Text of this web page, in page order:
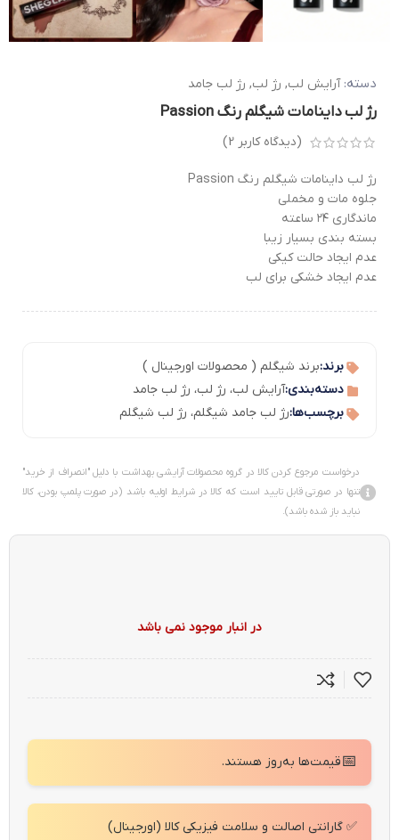
دسته: آرایش لب, رژ لب, رژ لب جامد
رژ لب داینامات شیگلم رنگ Passion
(دیدگاه کاربر 2
)
رژ لب داینامات شیگلم رنگ Passion
جلوه مات و مخملی
ماندگاری ۲۴ ساعته
بسته بندی بسیار زیبا
عدم ایجاد حالت کیکی
عدم ایجاد خشکی برای لب
برند:برند شیگلم ( محصولات اورجینال )
دسته‌بندی:آرایش لب، رژ لب، رژ لب جامد
برچسب‌ها:رژ لب جامد شیگلم، رژ لب شیگلم
درخواست مرجوع کردن کالا در گروه محصولات آرایشی بهداشت با دلیل "انصراف از خرید"
تنها در صورتی قابل تایید است که کالا در شرایط اولیه باشد (در صورت پلمپ بودن، کالا
نباید باز شده باشد).
در انبار موجود نمی باشد
📅قیمت‌ها به‌روز هستند.
✅ گارانتی اصالت و سلامت فیزیکی کالا (اورجینال)